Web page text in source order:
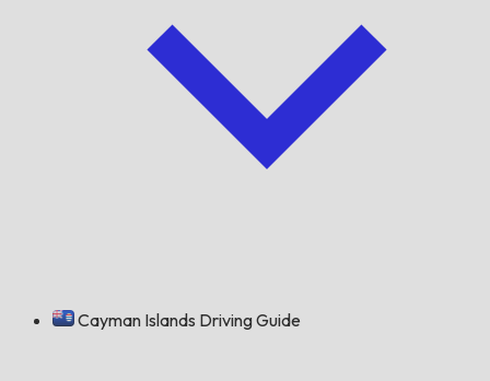
Cayman Islands Driving Guide